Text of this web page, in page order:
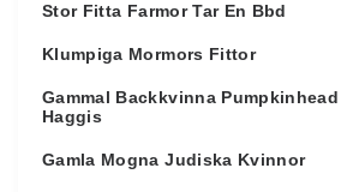
Stor Fitta Farmor Tar En Bbd
Klumpiga Mormors Fittor
Gammal Backkvinna Pumpkinhead
Haggis
Gamla Mogna Judiska Kvinnor